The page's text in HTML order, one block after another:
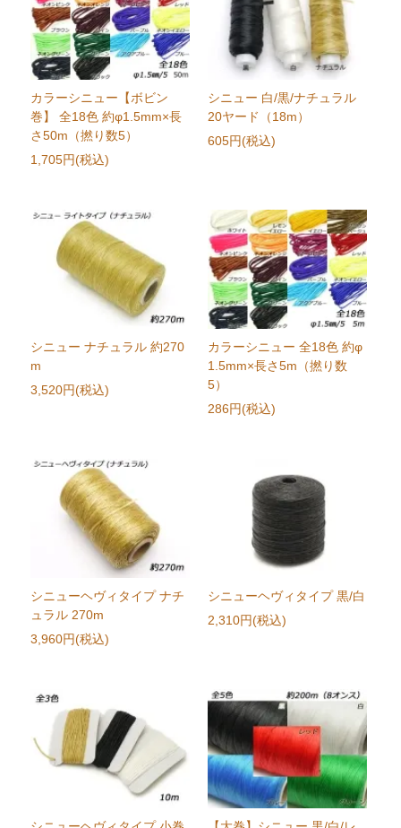
カラーシニュー【ボビン
巻】 全18色 約φ1.5mm×長
さ50m（撚り数5）
1,705円(税込)
シニュー 白/黒/ナチュラル
20ヤード（18m）
605円(税込)
シニュー ナチュラル 約270
m
3,520円(税込)
カラーシニュー 全18色 約φ
1.5mm×長さ5m（撚り数
5）
286円(税込)
シニューヘヴィタイプ ナチ
ュラル 270m
3,960円(税込)
シニューヘヴィタイプ 黒/白
2,310円(税込)